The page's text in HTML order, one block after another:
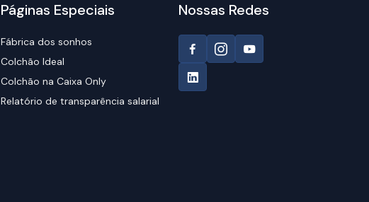
Páginas Especiais
Fábrica dos sonhos
Colchão Ideal
Colchão na Caixa Only
Relatório de transparência salarial
Nossas Redes